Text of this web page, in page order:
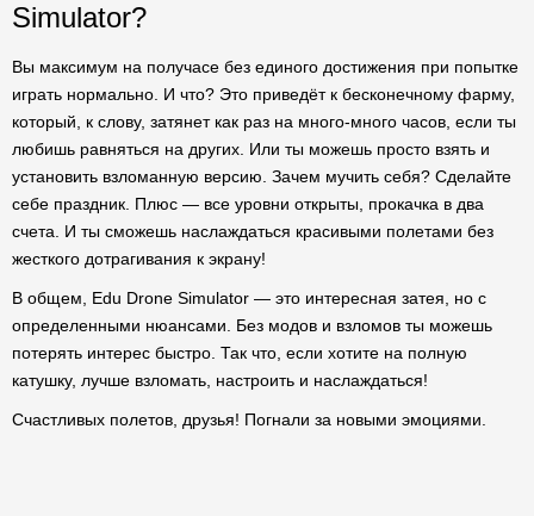
Simulator?
Вы максимум на получасе без единого достижения при попытке
играть нормально. И что? Это приведёт к бесконечному фарму,
который, к слову, затянет как раз на много-много часов, если ты
любишь равняться на других. Или ты можешь просто взять и
установить взломанную версию. Зачем мучить себя? Сделайте
себе праздник. Плюс — все уровни открыты, прокачка в два
счета. И ты сможешь наслаждаться красивыми полетами без
жесткого дотрагивания к экрану!
В общем, Edu Drone Simulator — это интересная затея, но с
определенными нюансами. Без модов и взломов ты можешь
потерять интерес быстро. Так что, если хотите на полную
катушку, лучше взломать, настроить и наслаждаться!
Счастливых полетов, друзья! Погнали за новыми эмоциями.